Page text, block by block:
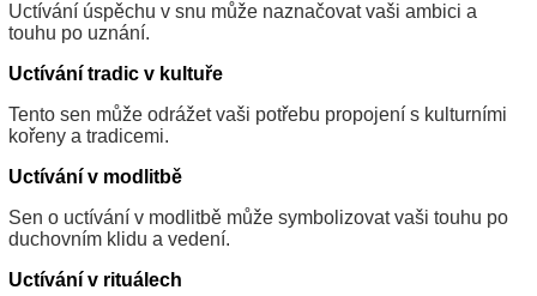
Uctívání úspěchu v snu může naznačovat vaši ambici a
touhu po uznání.
Uctívání tradic v kultuře
Tento sen může odrážet vaši potřebu propojení s kulturními
kořeny a tradicemi.
Uctívání v modlitbě
Sen o uctívání v modlitbě může symbolizovat vaši touhu po
duchovním klidu a vedení.
Uctívání v rituálech